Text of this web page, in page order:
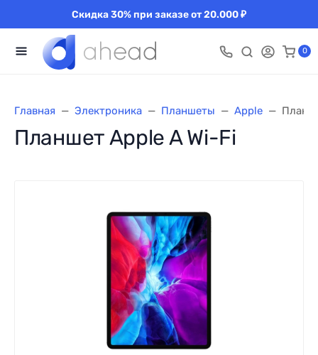
Скидка 30% при заказе от 20.000 ₽
0
Главная Электроника Планшеты Apple
Планшет Apple A Wi-Fi